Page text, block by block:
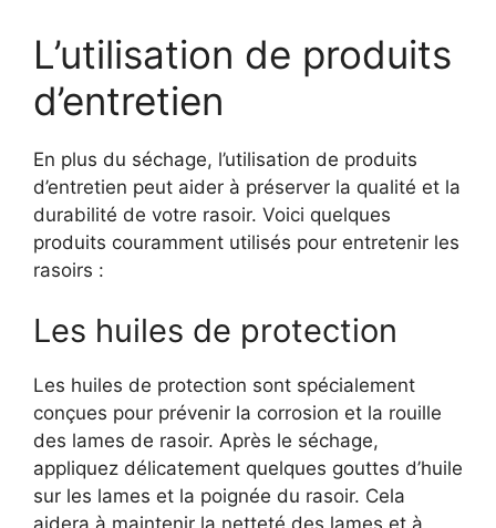
L’utilisation de produits
d’entretien
En plus du séchage, l’utilisation de produits
d’entretien peut aider à préserver la qualité et la
durabilité de votre rasoir. Voici quelques
produits couramment utilisés pour entretenir les
rasoirs :
Les huiles de protection
Les huiles de protection sont spécialement
conçues pour prévenir la corrosion et la rouille
des lames de rasoir. Après le séchage,
appliquez délicatement quelques gouttes d’huile
sur les lames et la poignée du rasoir. Cela
aidera à maintenir la netteté des lames et à